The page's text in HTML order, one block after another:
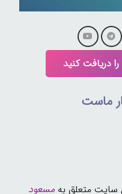
دریافت کنید
ماست
سایت متعلق به مسعود